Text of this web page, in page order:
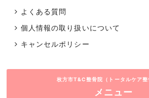
よくある質問
個人情報の取り扱いについて
キャンセルポリシー
枚方市T&C整骨院（トータルケア整
メニュー